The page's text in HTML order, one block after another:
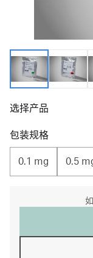
选择产品
包装规格
0.1 mg 0.5